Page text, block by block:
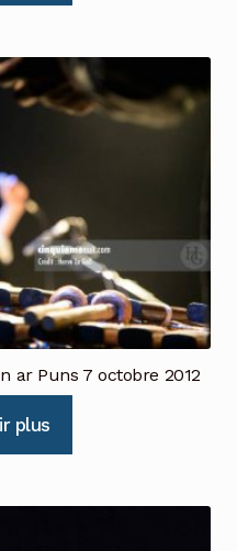
ar Puns 7 octobre 2012
plus